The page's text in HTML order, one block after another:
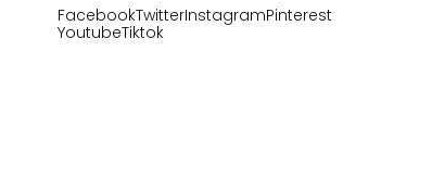
FacebookTwitterInstagramPinterest
YoutubeTiktok